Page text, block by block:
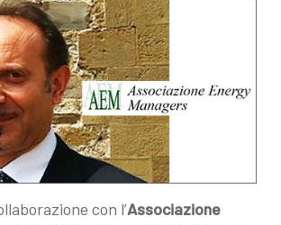
con l’Associazione